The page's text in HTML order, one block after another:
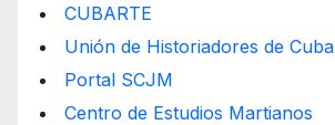
CUBARTE
Unión de Historiadores de Cuba
Portal SCJM
Centro de Estudios Martianos